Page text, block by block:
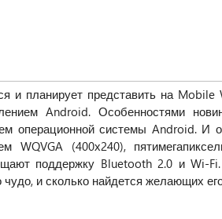
и планирует представить на Mobile
Android. Особенностями
операционной системы Android.
WQVGA (400х240),
поддержку Bluetooth 2.0 и Wi-
чудо, и сколько найдется желающих